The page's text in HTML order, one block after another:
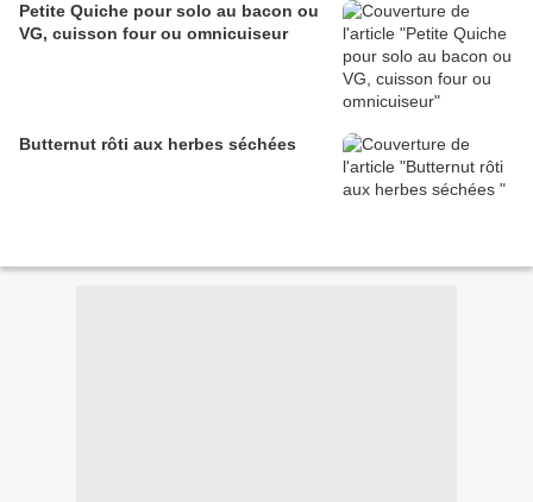
Petite Quiche pour solo au bacon ou
VG, cuisson four ou omnicuiseur
Butternut rôti aux herbes séchées